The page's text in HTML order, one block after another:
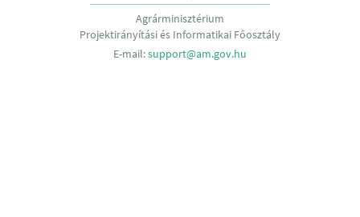
Agrárminisztérium
Projektirányítási és Informatikai Főosztály
E-mail:support@am.gov.hu